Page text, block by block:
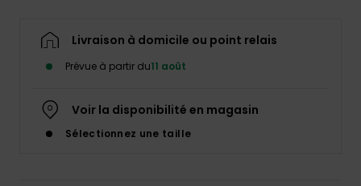
Livraison à domicile ou point relais
Prévue à partir du11 août
Voir la disponibilité en magasin
Sélectionnez une taille